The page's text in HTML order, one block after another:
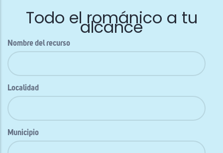
Todo el románico a tu
alcance
Nombre del recurso
Localidad
Municipio